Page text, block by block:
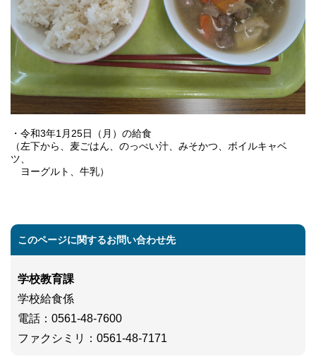
・令和3年1月25日（月）の給食
（左下から、麦ごはん、のっぺい汁、みそかつ、ボイルキャベ
ツ、
ヨーグルト、牛乳）
このページに関するお問い合わせ先
学校教育課
学校給食係
電話 ：0561-48-7600
ファクシミリ
：0561-48-7171